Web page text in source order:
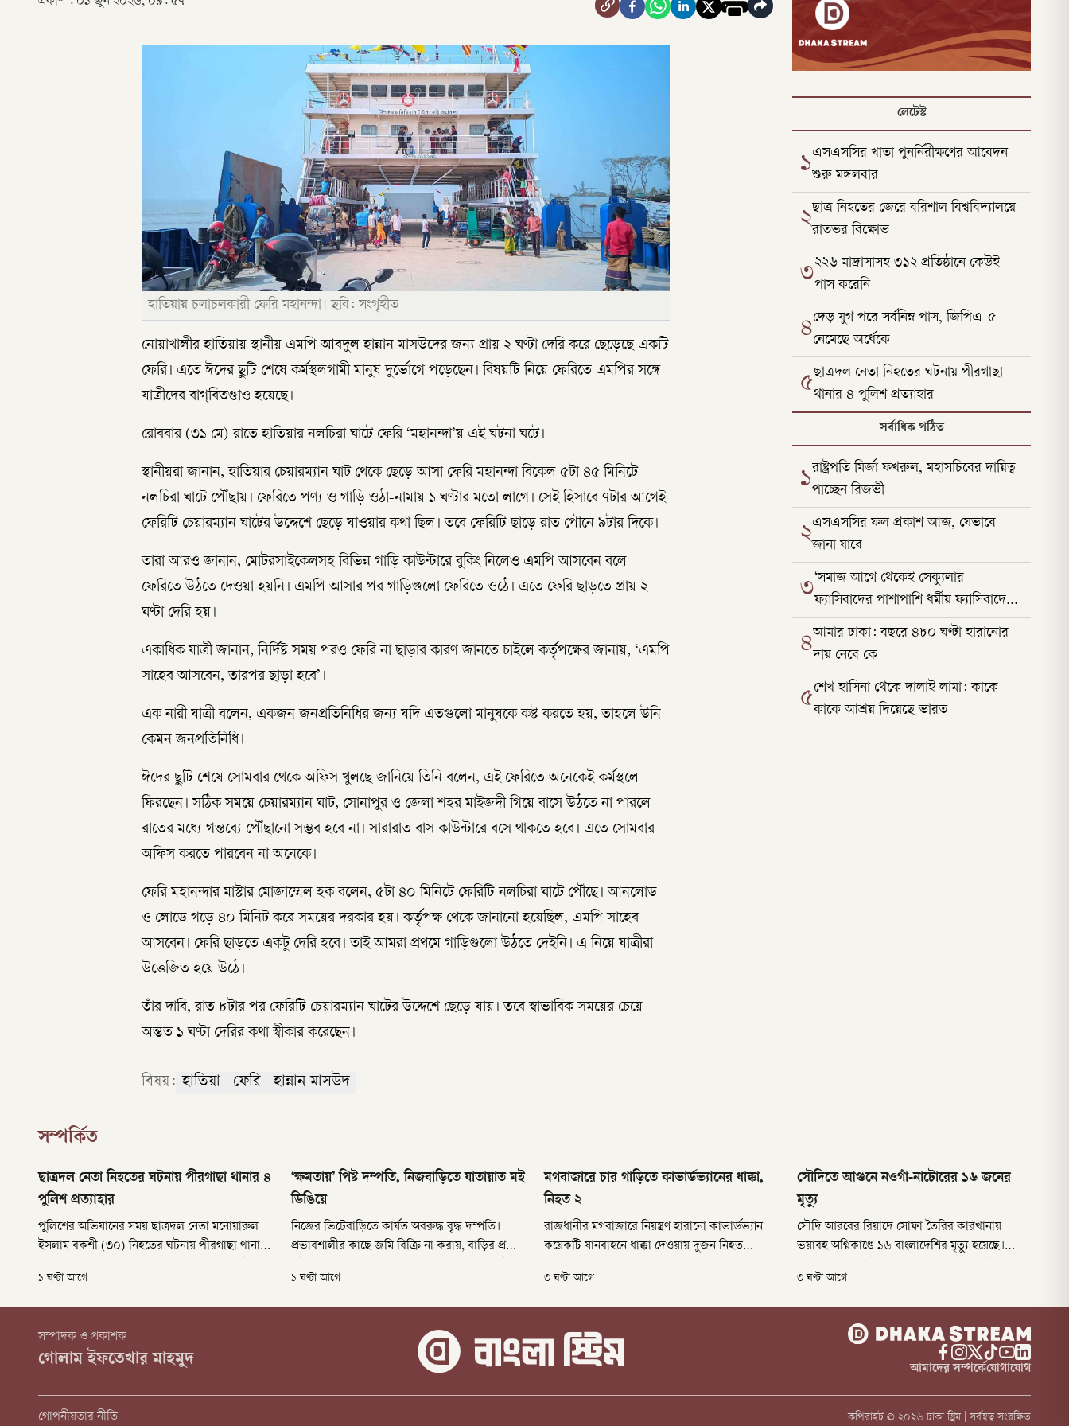
হাতিয়ায় চলাচলকারী ফেরি মহানন্দা। ছবি: সংগৃহীত
নোয়াখালীর হাতিয়ায় স্থানীয় এমপি আবদুল হান্নান মাসউদের জন্য প্রায় ২ ঘণ্টা দেরি করে ছেড়েছে একটি
ফেরি। এতে ঈদের ছুটি শেষে কর্মস্থলগামী মানুষ দুর্ভোগে পড়েছেন। বিষয়টি নিয়ে ফেরিতে এমপির সঙ্গে
যাত্রীদের বাগ্‌বিতণ্ডাও হয়েছে।
রোববার (৩১ মে) রাতে হাতিয়ার নলচিরা ঘাটে ফেরি ‘মহানন্দা’য় এই ঘটনা ঘটে।
স্থানীয়রা জানান, হাতিয়ার চেয়ারম্যান ঘাট থেকে ছেড়ে আসা ফেরি মহানন্দা বিকেল ৫টা ৪৫ মিনিটে
নলচিরা ঘাটে পৌঁছায়। ফেরিতে পণ্য ও গাড়ি ওঠা-নামায় ১ ঘণ্টার মতো লাগে। সেই হিসাবে ৭টার আগেই
ফেরিটি চেয়ারম্যান ঘাটের উদ্দেশে ছেড়ে যাওয়ার কথা ছিল। তবে ফেরিটি ছাড়ে রাত পৌনে ৯টার দিকে।
তারা আরও জানান, মোটরসাইকেলসহ বিভিন্ন গাড়ি কাউন্টারে বুকিং নিলেও এমপি আসবেন বলে
ফেরিতে উঠতে দেওয়া হয়নি। এমপি আসার পর গাড়িগুলো ফেরিতে ওঠে। এতে ফেরি ছাড়তে প্রায় ২
ঘণ্টা দেরি হয়।
একাধিক যাত্রী জানান, নির্দিষ্ট সময় পরও ফেরি না ছাড়ার কারণ জানতে চাইলে কর্তৃপক্ষের জানায়, ‘এমপি
সাহেব আসবেন, তারপর ছাড়া হবে’।
এক নারী যাত্রী বলেন, একজন জনপ্রতিনিধির জন্য যদি এতগুলো মানুষকে কষ্ট করতে হয়, তাহলে উনি
কেমন জনপ্রতিনিধি।
ঈদের ছুটি শেষে সোমবার থেকে অফিস খুলছে জানিয়ে তিনি বলেন, এই ফেরিতে অনেকেই কর্মস্থলে
ফিরছেন। সঠিক সময়ে চেয়ারম্যান ঘাট, সোনাপুর ও জেলা শহর মাইজদী গিয়ে বাসে উঠতে না পারলে
রাতের মধ্যে গন্তব্যে পৌঁছানো সম্ভব হবে না। সারারাত বাস কাউন্টারে বসে থাকতে হবে। এতে সোমবার
অফিস করতে পারবেন না অনেকে।
ফেরি মহানন্দার মাস্টার মোজাম্মেল হক বলেন, ৫টা ৪০ মিনিটে ফেরিটি নলচিরা ঘাটে পৌঁছে। আনলোড
ও লোডে গড়ে ৪০ মিনিট করে সময়ের দরকার হয়। কর্তৃপক্ষ থেকে জানানো হয়েছিল, এমপি সাহেব
আসবেন। ফেরি ছাড়তে একটু দেরি হবে। তাই আমরা প্রথমে গাড়িগুলো উঠতে দেইনি। এ নিয়ে যাত্রীরা
উত্তেজিত হয়ে উঠে।
তাঁর দাবি, রাত ৮টার পর ফেরিটি চেয়ারম্যান ঘাটের উদ্দেশে ছেড়ে যায়। তবে স্বাভাবিক সময়ের চেয়ে
অন্তত ১ ঘণ্টা দেরির কথা স্বীকার করেছেন।
বিষয়: হাতিয়া ফেরি হান্নান মাসউদ
লেটেস্ট
১এসএসসির খাতা পুনর্নিরীক্ষণের আবেদন
শুরু মঙ্গলবার
২ছাত্র নিহতের জেরে বরিশাল বিশ্ববিদ্যালয়ে
রাতভর বিক্ষোভ
৩২২৬ মাদ্রাসাসহ ৩১২ প্রতিষ্ঠানে কেউই
পাস করেনি
৪দেড় যুগ পরে সর্বনিম্ন পাস, জিপিএ-৫
নেমেছে অর্ধেকে
৫ছাত্রদল নেতা নিহতের ঘটনায় পীরগাছা
থানার ৪ পুলিশ প্রত্যাহার
সর্বাধিক পঠিত
১রাষ্ট্রপতি মির্জা ফখরুল, মহাসচিবের দায়িত্ব
পাচ্ছেন রিজভী
২এসএসসির ফল প্রকাশ আজ, যেভাবে
জানা যাবে
৩‘সমাজ আগে থেকেই সেক্যুলার
ফ্যাসিবাদের পাশাপাশি ধর্মীয় ফ্যাসিবাদের
কবলে ছিল’
৪আমার ঢাকা: বছরে ৪৮০ ঘণ্টা হারানোর
দায় নেবে কে
৫শেখ হাসিনা থেকে দালাই লামা: কাকে
কাকে আশ্রয় দিয়েছে ভারত
সম্পর্কিত
ছাত্রদল নেতা নিহতের ঘটনায় পীরগাছা থানার ৪
পুলিশ প্রত্যাহার
পুলিশের অভিযানের সময় ছাত্রদল নেতা মনোয়ারুল
ইসলাম বকশী (৩০) নিহতের ঘটনায় পীরগাছা থানার
ঘটনাটি তদন্তে ঢাকা ও রংপুরে পৃথক কমিটি হয়েছে।
১ ঘণ্টা আগে
‘ক্ষমতায়’ পিষ্ট দম্পতি, নিজবাড়িতে যাতায়াত মই
ডিঙিয়ে
নিজের ভিটেবাড়িতে কার্যত অবরুদ্ধ বৃদ্ধ দম্পতি।
প্রভাবশালীর কাছে জমি বিক্রি না করায়, বাড়ির প্রধান
বছর ১০–১২ ফুট উঁচু ইটের প্রাচীর মই ডিঙিয়ে আসা-
১ ঘণ্টা আগে
মগবাজারে চার গাড়িতে কাভার্ডভ্যানের ধাক্কা,
নিহত ২
রাজধানীর মগবাজারে নিয়ন্ত্রণ হারানো কাভার্ডভ্যান
কয়েকটি যানবাহনে ধাক্কা দেওয়ায় দুজন নিহত
ওয়ারলেস গেট এলাকায় গ্র্যান্ড প্লাজার সামনে এই
৩ ঘণ্টা আগে
সৌদিতে আগুনে নওগাঁ-নাটোরের ১৬ জনের
মৃত্যু
সৌদি আরবের রিয়াদে সোফা তৈরির কারখানায়
ভয়াবহ অগ্নিকাণ্ডে ১৬ বাংলাদেশির মৃত্যু হয়েছে।
এলাকায় এই দুর্ঘটনা ঘটে। মৃতদের ১৩ জনের বাড়ি
৩ ঘণ্টা আগে
সম্পাদক ও প্রকাশক
গোলাম ইফতেখার মাহমুদ আমাদের সম্পর্কেযোগাযোগ
গোপনীয়তার নীতি কপিরাইট © ২০২৬ ঢাকা স্ট্রিম | সর্বস্বত্ব সংরক্ষিত